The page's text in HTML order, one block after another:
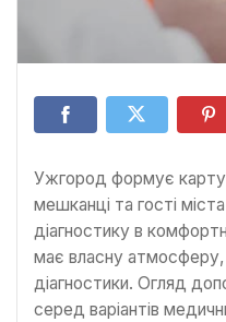
Ужгород формує карту
мешканці та гості
діагностику в
має власну атмосферу,
діагностики. Огляд
серед варіантів